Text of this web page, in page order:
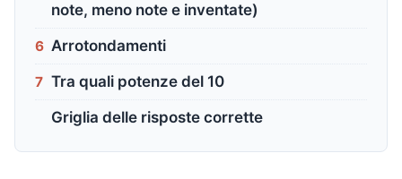
note, meno note e inventate)
6 Arrotondamenti
7 Tra quali potenze del 10
Griglia delle risposte corrette